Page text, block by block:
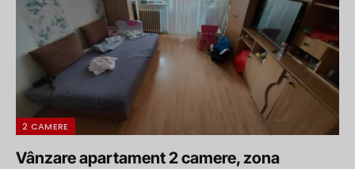
2 CAMERE
Vânzare apartament 2 camere, zona